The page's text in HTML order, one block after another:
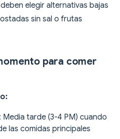
elegir alternativas bajas
sin sal o frutas
para comer
: Media tarde (3-4 PM) cuando
las comidas principales